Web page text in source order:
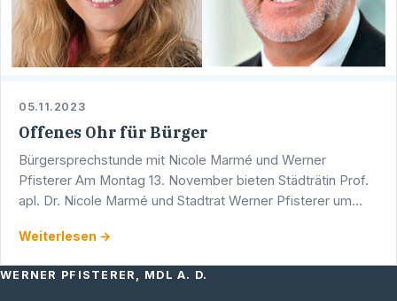
05.11.2023
Offenes Ohr für Bürger
Bürgersprechstunde mit Nicole Marmé und Werner
Pfisterer Am Montag 13. November bieten Städträtin Prof.
apl. Dr. Nicole Marmé und Stadtrat Werner Pfisterer um
…
Weiterlesen →
WERNER PFISTERER, MDL A. D.